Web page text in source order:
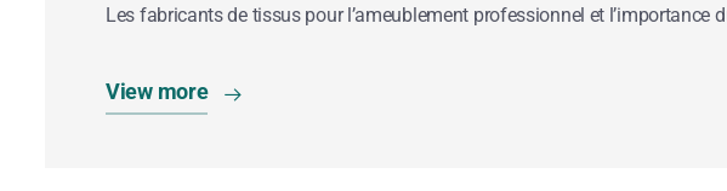
Les fabricants de tissus pour l’ameublement professionnel et l’importance
View more